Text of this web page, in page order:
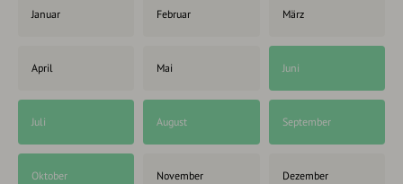
Januar Februar März
April Mai Juni
Juli August September
Oktober November Dezember